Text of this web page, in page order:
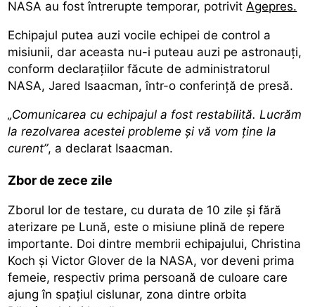
NASA au fost întrerupte temporar, potrivit Agepres.
Echipajul putea auzi vocile echipei de control a
misiunii, dar aceasta nu-i puteau auzi pe astronauți,
conform declarațiilor făcute de administratorul
NASA, Jared Isaacman, într-o conferință de presă.
„Comunicarea cu echipajul a fost restabilită. Lucrăm
la rezolvarea acestei probleme și vă vom ține la
curent”, a declarat Isaacman.
Zbor de zece zile
Zborul lor de testare, cu durata de 10 zile și fără
aterizare pe Lună, este o misiune plină de repere
importante. Doi dintre membrii echipajului, Christina
Koch și Victor Glover de la NASA, vor deveni prima
femeie, respectiv prima persoană de culoare care
ajung în spațiul cislunar, zona dintre orbita